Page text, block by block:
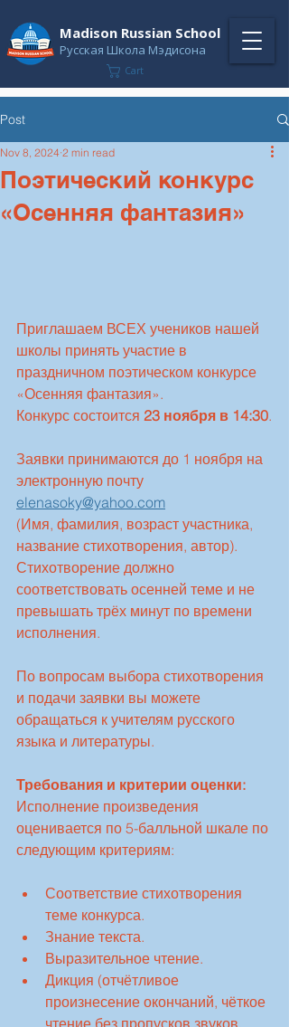
Madison Russian School
Русская Школа Мэдисона
Cart
Post
Поэтический конкурс
«Осенняя фантазия»
Nov 8, 2024 2 min read
Приглашаем ВСЕХ учеников нашей
школы принять участие в
праздничном поэтическом конкурсе
«Осенняя фантазия».
Конкурс состоится 23 ноября в 14:30.
Заявки принимаются до 1 ноября на
электронную почту
elenasoky@yahoo.com
(Имя, фамилия, возраст участника,
название стихотворения, автор).
Стихотворение должно
соответствовать осенней теме и не
превышать трёх минут по времени
исполнения.
По вопросам выбора стихотворения
и подачи заявки вы можете
обращаться к учителям русского
языка и литературы.
Требования и критерии оценки:
Исполнение произведения
оценивается по 5-балльной шкале по
следующим критериям:
Соответствие стихотворения
теме конкурса.
Знание текста.
Выразительное чтение.
Дикция (отчётливое
произнесение окончаний, чёткое